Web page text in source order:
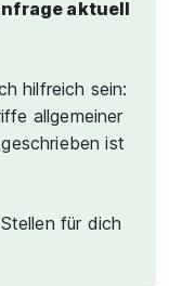
aktuell
hilfreich sein:
allgemeiner
ist
für dich